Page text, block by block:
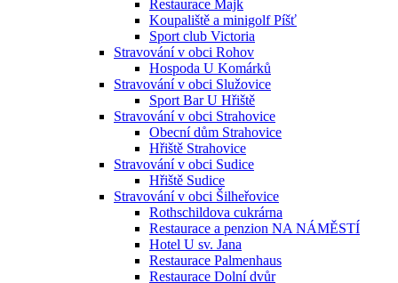
Restaurace Majk
Koupaliště a minigolf Píšť
Sport club Victoria
Stravování v obci Rohov
Hospoda U Komárků
Stravování v obci Služovice
Sport Bar U Hřiště
Stravování v obci Strahovice
Obecní dům Strahovice
Hřiště Strahovice
Stravování v obci Sudice
Hřiště Sudice
Stravování v obci Šilheřovice
Rothschildova cukrárna
Restaurace a penzion NA NÁMĚSTÍ
Hotel U sv. Jana
Restaurace Palmenhaus
Restaurace Dolní dvůr